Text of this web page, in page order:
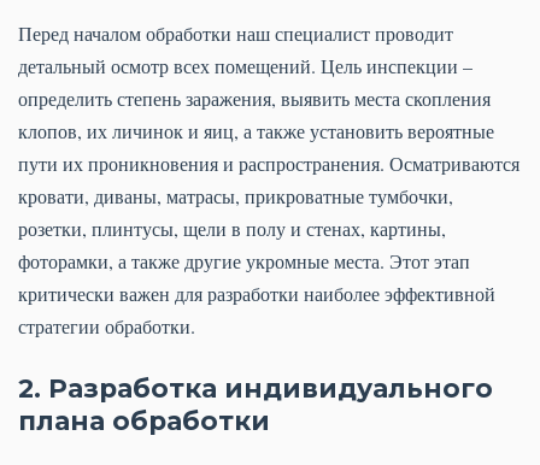
Перед началом обработки наш специалист проводит
детальный осмотр всех помещений. Цель инспекции –
определить степень заражения, выявить места скопления
клопов, их личинок и яиц, а также установить вероятные
пути их проникновения и распространения. Осматриваются
кровати, диваны, матрасы, прикроватные тумбочки,
розетки, плинтусы, щели в полу и стенах, картины,
фоторамки, а также другие укромные места. Этот этап
критически важен для разработки наиболее эффективной
стратегии обработки.
2. Разработка индивидуального
плана обработки